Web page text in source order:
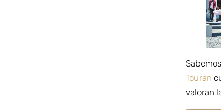
Touran
valoran